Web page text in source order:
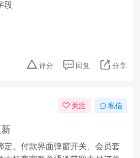
段
评分 回复 分享
关注 私信
、付款界面弹窗开关、会员套